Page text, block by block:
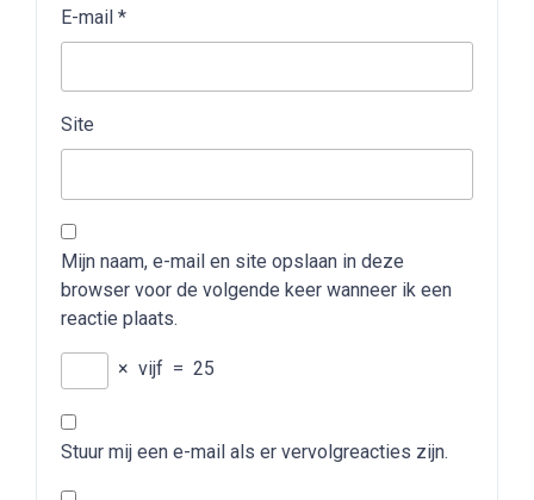
E-mail *
Site
Mijn naam, e-mail en site opslaan in deze
browser voor de volgende keer wanneer ik een
reactie plaats.
× vijf = 25
Stuur mij een e-mail als er vervolgreacties zijn.